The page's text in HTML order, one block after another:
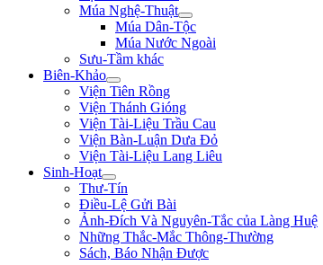
Múa Nghệ-Thuật
Múa Dân-Tộc
Múa Nước Ngoài
Sưu-Tầm khác
Biên-Khảo
Viện Tiên Rồng
Viện Thánh Gióng
Viện Tài-Liệu Trầu Cau
Viện Bàn-Luận Dưa Đỏ
Viện Tài-Liệu Lang Liêu
Sinh-Hoạt
Thư-Tín
Điều-Lệ Gửi Bài
Ảnh-Đích Và Nguyên-Tắc của Làng Huệ
Những Thắc-Mắc Thông-Thường
Sách, Báo Nhận Được